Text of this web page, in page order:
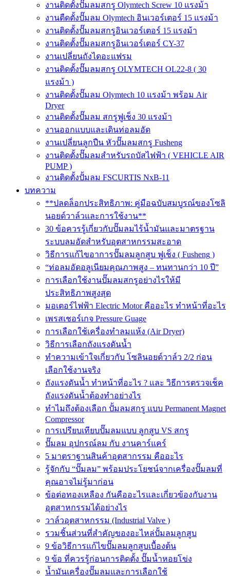
งานติดตั้งปั๊มลมสกรู Olymtech Screw 10 แรงม้า
งานตืดตั้งปั๊มลม Olymtech อินเวอร์เตอร์ 15 แรงม้า
งานติดตั้งปั๊มลมสกรูอินเวอร์เตอร์ 15 แรงม้า
งานติดตั้งปั๊มลมสกรูอินเวอร์เตอร์ CY-37
งานเปลี่ยนถังไดอะแฟรม
งานติดตั้งปั๊มลมสกรู OLYMTECH OL22-8 ( 30
แรงม้า )
งานติดตั้งปั๊มลม Olymtech 10 แรงม้า พร้อม Air
Dryer
งานติดตั้งปั๊มลม สกรูฟูเช็ง 30 แรงม้า
งานออกแบบและเดินท่อลมอัด
งานเปลี่ยนลูกปืน หัวปั๊มลมสกรู Fusheng
งานติดตั้งปั๊มลมสำหรับรถบัสไฟฟ้า ( VEHICLE AIR
PUMP )
งานติดตั้งปั้มลม FSCURTIS NxB-11
บทความ
**ปลดล็อกประสิทธิภาพ: คู่มือฉบับสมบูรณ์ของโซลิ
นอยด์วาล์วและการใช้งาน**
30 ข้อควรรู้เกี่ยวกับปั๊มลมไร้น้ำมันและมาตรฐาน
ระบบลมอัดสำหรับอุตสาหกรรมสะอาด
วิธีการแก้ไขอาการปั๊มลมลูกสูบ ฟูเช็ง ( Fusheng )
“ท่อลมอัดอลูเนียมคุณภาพสูง – ทนทานกว่า 10 ปี”
การเลือกใช้งานปั๊มลมสกรูอย่างไรให้มี
ประสิทธิภาพสูงสุด
มอเตอร์ไฟฟ้า Electric Motor คืออะไร ทำหน้าที่อะไร
เพรสเชอร์เกจ Pressure Guage
การเลือกใช้เครื่องทำลมแห้ง (Air Dryer)
วิธีการเลือกถังแรงดันน้ำ
ทำความเข้าใจเกี่ยวกับ โซลินอยด์วาล์ว 2/2 ก่อน
เลือกใช้งานจริง
ถังแรงดันน้ำ ทำหน้าที่อะไร ? และ วิธีการตรวจเช็ค
ถังแรงดันน้ำต้องทำอย่างไร
ทำไมถึงต้องเลือก ปั้มลมสกรู แบบ Permanent Magnet
Compressor
การเปรียบเทียบปั๊มลมแบบ ลูกสูบ VS สกรู
ปั๊มลม อุปกรณ์ลม กับ งานคาร์แคร์
5 มาตราฐานสินค้าอุตสากรรม คืออะไร
รู้จักกับ “ปั๊มลม” พร้อมประโยชน์จากเครื่องปั๊มลมที่
คุณอาจไม่รู้มาก่อน
ข้อต่อทองเหลือง กันคืออะไรและเกี่ยวข้องกับงาน
อุตสาหกรรมได้อย่างไร
วาล์วอุตสาหกรรม (Industrial Valve )
รวมชิ้นส่วนที่สำคัญของอะไหล่ปั้มลมลูกสูบ
9 ข้อวิธีการแก้ไขปั๊มลมลูกสูบเบื้องต้น
9 ข้อ ที่ควรรู้ก่อนการติดตั้ง ปั๊มน้ำหอยโข่ง
น้ำมันเครื่องปั๊มลมและการเลือกใช้